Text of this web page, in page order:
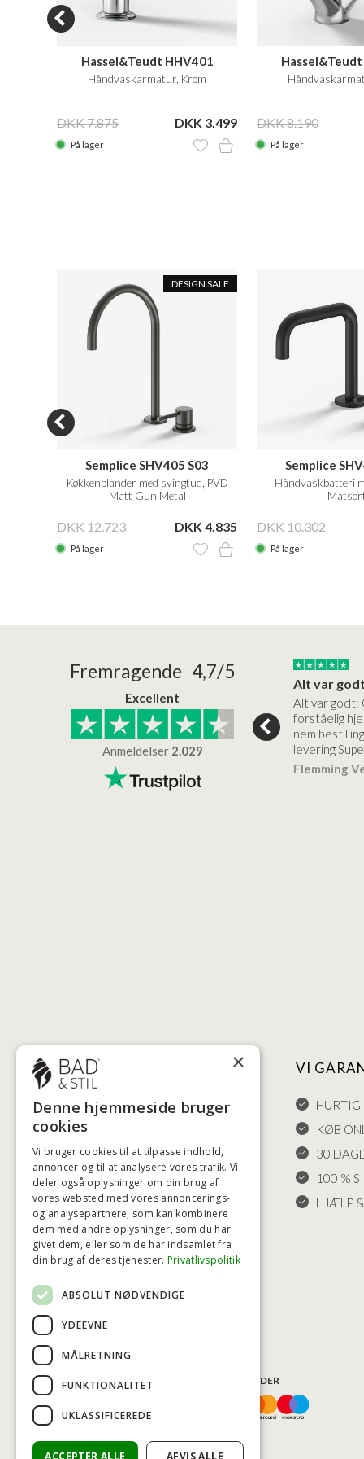
Hassel&Teudt HHV401
Håndvaskarmatur, Krom
DKK 7.875 DKK 3.499
På lager
DKK 8.190
På lager
DESIGN SALE
Semplice SHV405 S03
Køkkenblander med svingtud, PVD
Matt Gun Metal
DKK 12.723 DKK 4.835
På lager
Semplice
Håndvaskbatteri
DKK 10.302
På lager
Fremragende 4,7/5
Excellent
Anmeldelser 2.029
13/01/2026
smukke produkter i høj kvalitet til…
07/01/2026
Meget tilfreds.
God varer, høj kvalitet (og
pris), men hurtig levering,
ordentlig indpaking. Jeg er
superglad for…
Lisbeth
Alt var godt
Alt var godt:
forståelig
nem
levering
Flemming
NYTTIGE LINKS
HANDELSBETINGELSER
LEVERING OG RETURET
FORTRYDELSESRET
KLAGER
FRAGT
INDSTILLINGER FOR COOKIES
VI
HURTIG
KØB
30
100 %
HJÆLP
BETALINGSMULIGHEDER
×
Denne hjemmeside bruger
cookies
Vi bruger cookies til at tilpasse indhold,
annoncer og til at analysere vores trafik. Vi
deler også oplysninger om din brug af
vores websted med vores annoncerings-
og analysepartnere, som kan kombinere
dem med andre oplysninger, som du har
givet dem, eller som de har indsamlet fra
din brug af deres tjenester. Privatlivspolitik
ABSOLUT NØDVENDIGE
YDEEVNE
MÅLRETNING
FUNKTIONALITET
UKLASSIFICEREDE
ACCEPTER ALLE AFVIS ALLE